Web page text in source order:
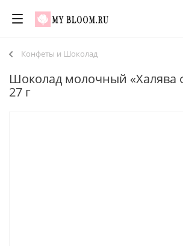
Конфеты и Шоколад
Шоколад молочный «Халява
27 г